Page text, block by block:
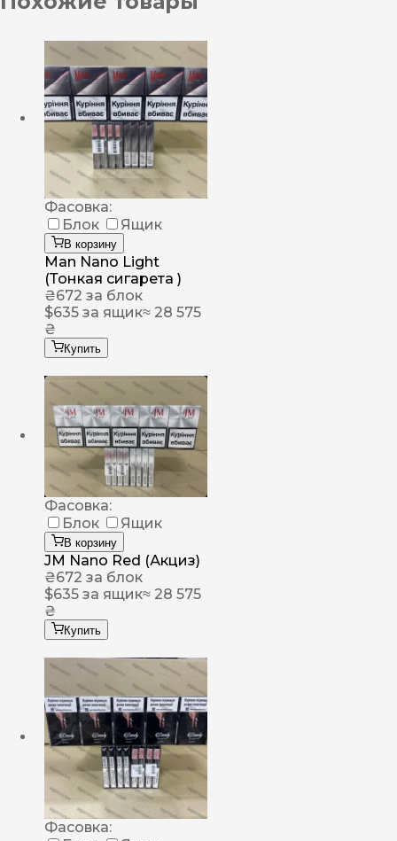
Фасовка:
Блок
Ящик
В корзину
Man Nano Light
(Тонкая сигарета )
₴672 за блок
$635 за ящик≈ 28 575
₴
Купить
Фасовка:
Блок
Ящик
В корзину
JM Nano Red (Акциз)
₴672 за блок
$635 за ящик≈ 28 575
₴
Купить
Фасовка: